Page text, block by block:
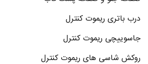
درب باتری ریموت کنترل
جاسوییچی ریموت کنترل
روکش شاسی های ریموت کنترل